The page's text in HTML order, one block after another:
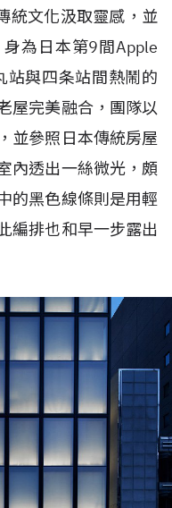
統文化汲取靈感，並
為日本第9間Apple
站與四条站間熱鬧的
屋完美融合，團隊以
並參照日本傳統房屋
內透出一絲微光，頗
的黑色線條則是用輕
編排也和早一步露出